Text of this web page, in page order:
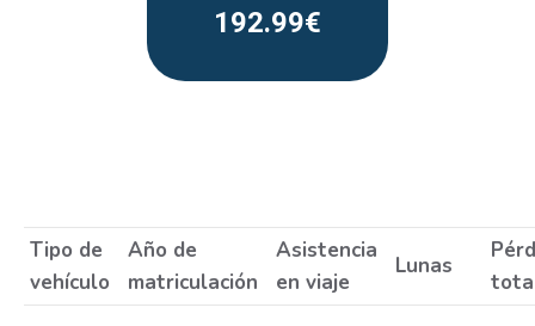
192.99
Tipo de
vehículo
Año de
matriculación
Asistencia
en viaje
Lunas